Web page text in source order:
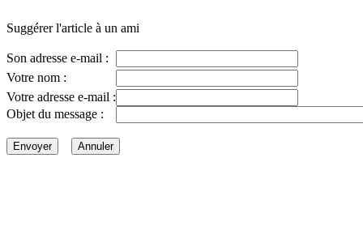
Suggérer l'article à un ami
Son adresse e-mail :
Votre nom :
Votre adresse e-mail :
Objet du message :